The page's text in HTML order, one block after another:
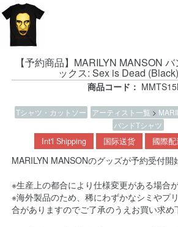
【予約商品】MARILYN MANSON
ックス: Sex is Dead
商品コード：
Tシャツ・カットソー アーティスト一覧 >
バンドTシャツ
Int'l Shipping 国际送货 國際配
MARILYN MANSONのグッズが予約受付開
※生産上の都合により仕様変更がある場合
※海外製品のため、稀にわずかなシミやプ
合がありますのでご了承のうえお買い求め